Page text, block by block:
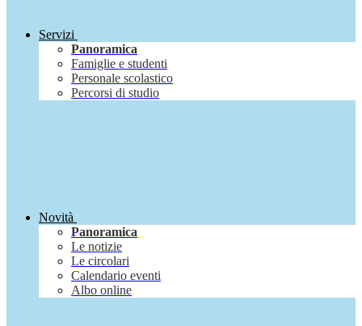
Servizi
Panoramica
Famiglie e studenti
Personale scolastico
Percorsi di studio
Novità
Panoramica
Le notizie
Le circolari
Calendario eventi
Albo online